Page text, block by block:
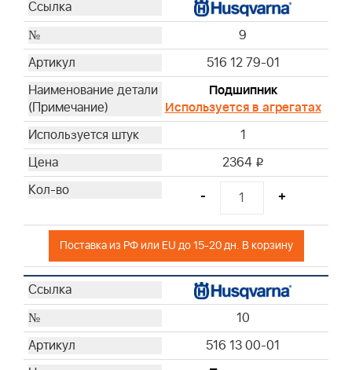
9
516 12 79-01
Подшипник
Используется в агрегатах
1
2364 i
- +
Поставка из РФ или EU до 15-20 дн. В корзину
10
516 13 00-01